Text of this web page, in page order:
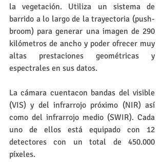
la vegetación. Utiliza un sistema de
barrido a lo largo de la trayectoria (push-
broom) para generar una imagen de 290
kilómetros de ancho y poder ofrecer muy
altas prestaciones geométricas y
espectrales en sus datos.
La cámara cuentacon bandas del visible
(VIS) y del infrarrojo próximo (NIR) así
como del infrarrojo medio (SWIR). Cada
uno de ellos está equipado con 12
detectores con un total de 450.000
píxeles.